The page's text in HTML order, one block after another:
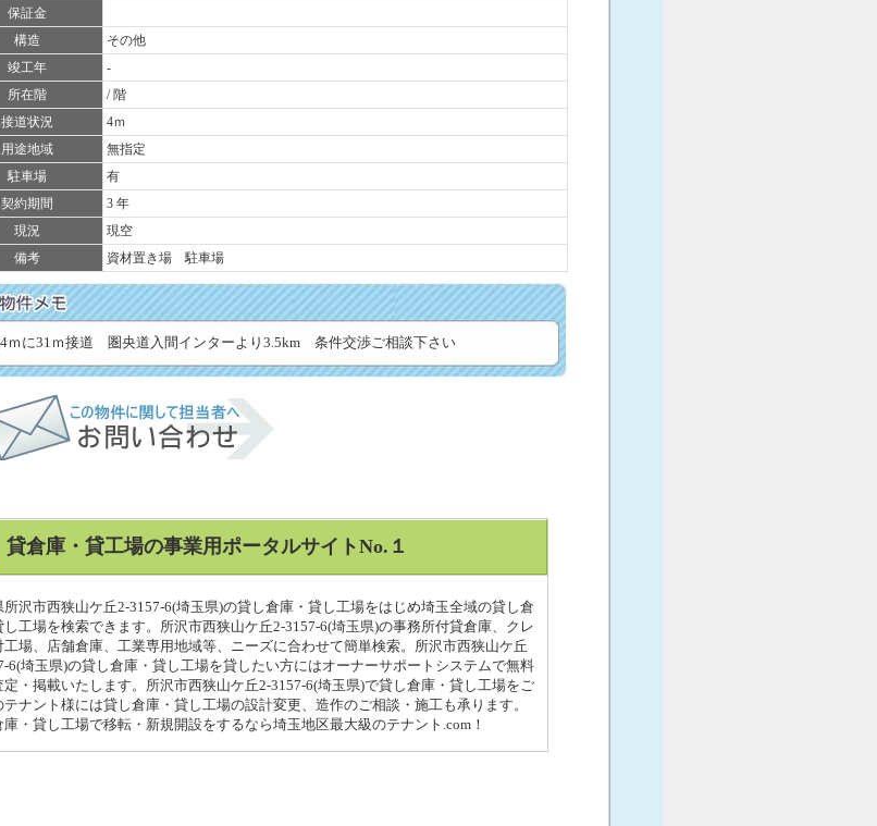
保証金
構造
その他
竣工年
-
所在階
/ 階
接道状況
4ｍ
用途地域
無指定
駐車場
有
契約期間
3 年
現況
現空
備考
資材置き場 駐車場
ｍに31ｍ接道 圏央道入間インターより3.5km 条件交渉ご相談下さい
貸倉庫・貸工場の事業用ポータルサイトNo.１
所沢市西狭山ケ丘2-3157-6(埼玉県)の貸し倉庫・貸し工場をはじめ埼玉全域の貸し倉
し工場を検索できます。所沢市西狭山ケ丘2-3157-6(埼玉県)の事務所付貸倉庫、クレ
工場、店舗倉庫、工業専用地域等、ニーズに合わせて簡単検索。所沢市西狭山ケ丘
6(埼玉県)の貸し倉庫・貸し工場を貸したい方にはオーナーサポートシステムで無料
定・掲載いたします。所沢市西狭山ケ丘2-3157-6(埼玉県)で貸し倉庫・貸し工場をご
テナント様には貸し倉庫・貸し工場の設計変更、造作のご相談・施工も承ります。
庫・貸し工場で移転・新規開設をするなら埼玉地区最大級のテナント.com！